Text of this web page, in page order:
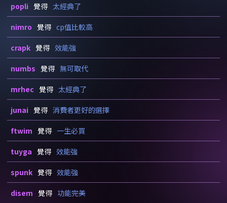
popli 覺得 太經典了
nimro 覺得 cp值比較高
crapk 覺得 效能強
numbs 覺得 無可取代
mrhec 覺得 太經典了
junai 覺得 消費者更好的選擇
ftwim 覺得 一生必買
tuyga 覺得 效能強
spunk 覺得 效能強
disem 覺得 功能完美